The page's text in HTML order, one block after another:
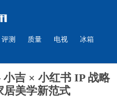
评测 质量 电视
冰箱
吉 × 小红书 IP 战略
居美学新范式